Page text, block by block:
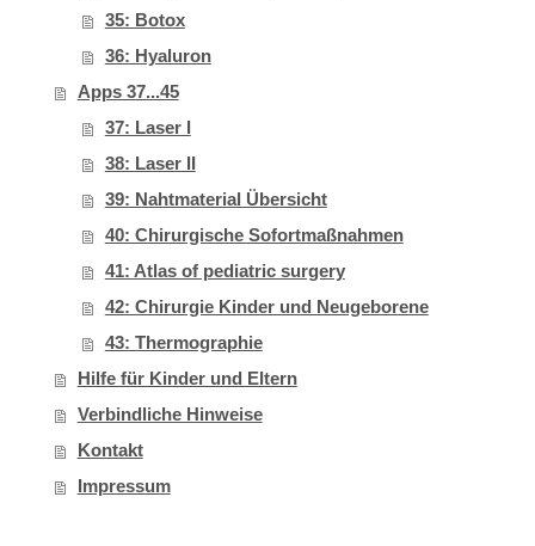
35: Botox
36: Hyaluron
Apps 37...45
37: Laser I
38: Laser II
39: Nahtmaterial Übersicht
40: Chirurgische Sofortmaßnahmen
41: Atlas of pediatric surgery
42: Chirurgie Kinder und Neugeborene
43: Thermographie
Hilfe für Kinder und Eltern
Verbindliche Hinweise
Kontakt
Impressum